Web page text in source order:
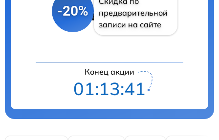
-20%
предварительной
записи на сайте
Конец акции
01:13:40